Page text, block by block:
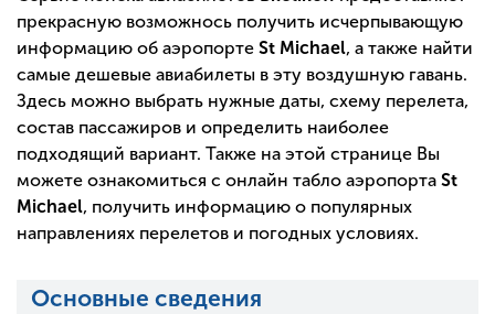
прекрасную возможнось получить исчерпывающую
информацию об аэропорте St Michael, а также найти
самые дешевые авиабилеты в эту воздушную гавань.
Здесь можно выбрать нужные даты, схему перелета,
состав пассажиров и определить наиболее
подходящий вариант. Также на этой странице Вы
можете ознакомиться с онлайн табло аэропорта St
Michael, получить информацию о популярных
направлениях перелетов и погодных условиях.
Основные сведения